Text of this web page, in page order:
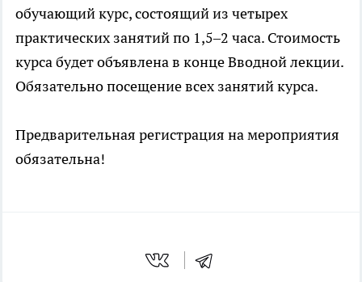
обучающий курс, состоящий из четырех
практических занятий по 1,5–2 часа. Стоимость
курса будет объявлена в конце Вводной лекции.
Обязательно посещение всех занятий курса.
Предварительная регистрация на мероприятия
обязательна!